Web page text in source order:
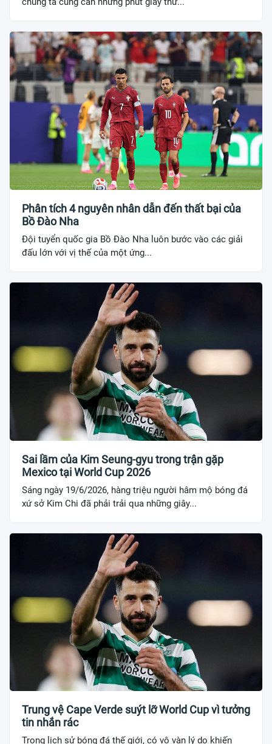
Phân tích 4 nguyên nhân dẫn đến thất bại của
Bồ Đào Nha
Đội tuyển quốc gia Bồ Đào Nha luôn bước vào các giải
đấu lớn với vị thế của một ứng...
Sai lầm của Kim Seung-gyu trong trận gặp
Mexico tại World Cup 2026
Sáng ngày 19/6/2026, hàng triệu người hâm mộ bóng đá
xứ sở Kim Chi đã phải trải qua những giây...
Trung vệ Cape Verde suýt lỡ World Cup vì tưởng
tin nhắn rác
Trong lịch sử bóng đá thế giới, có vô vàn lý do khiến